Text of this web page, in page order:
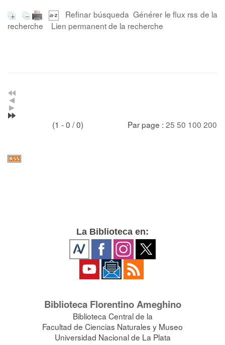
Refinar búsqueda Générer le flux rss de la
recherche
Lien permanent de la recherche
(1 - 0 / 0) Par page : 25 50 100 200
La Biblioteca en:
Biblioteca Florentino Ameghino
Biblioteca Central de la
Facultad de Ciencias Naturales y Museo
Universidad Nacional de La Plata